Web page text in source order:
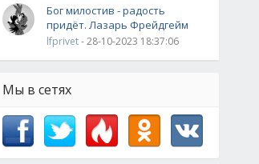
Бог милостив - радость
придёт. Лазарь Фрейдгейм
lfprivet- 28-10-2023 18:37:06
Мы в сетях